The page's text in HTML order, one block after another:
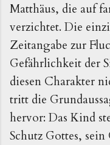
Matthäus, die auf
verzichtet. Die
Zeitangabe zur
Gefährlichkeit der
diesen Charakter
tritt die
hervor: Das Kind
Schutz Gottes,